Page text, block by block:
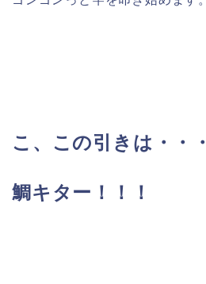
こ、この引きは・・・
鯛キター！！！